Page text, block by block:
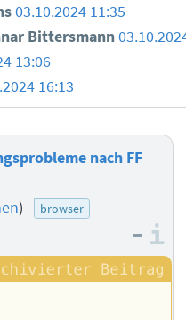
03.10.2024 11:35
Bittersmann
13:06
16:13
nach FF
) browser
–